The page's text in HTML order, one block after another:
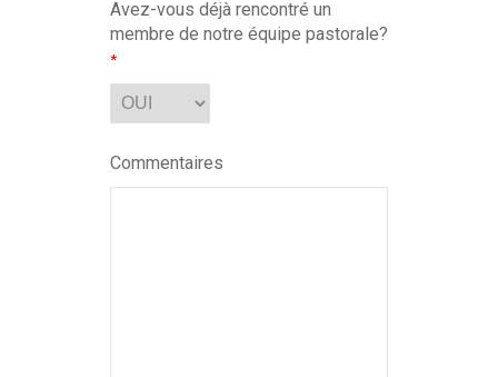
Avez-vous déjà rencontré un
membre de notre équipe pastorale?
*
Commentaires